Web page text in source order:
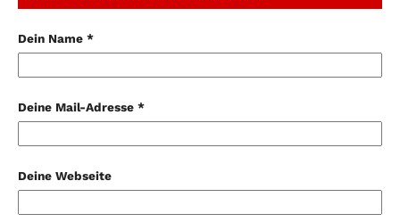
Dein Name *
Deine Mail-Adresse *
Deine Webseite